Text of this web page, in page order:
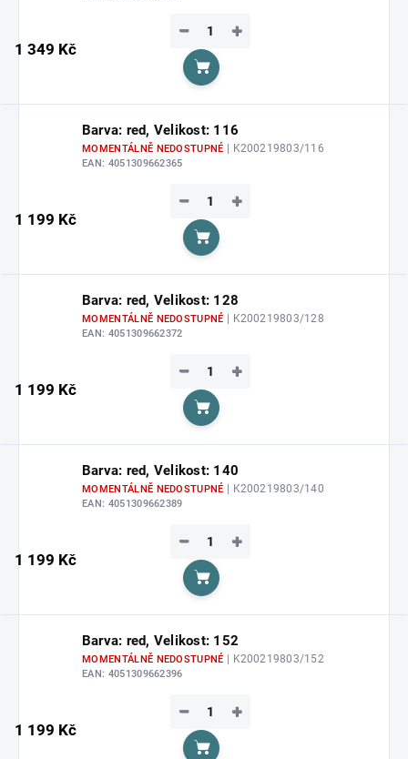
1 349 Kč
+
−
Do košíku
Barva: red, Velikost: 116
MOMENTÁLNĚ NEDOSTUPNÉ | K200219803/116
EAN: 4051309662365
1 199 Kč
+
−
Do košíku
Barva: red, Velikost: 128
MOMENTÁLNĚ NEDOSTUPNÉ | K200219803/128
EAN: 4051309662372
1 199 Kč
+
−
Do košíku
Barva: red, Velikost: 140
MOMENTÁLNĚ NEDOSTUPNÉ | K200219803/140
EAN: 4051309662389
1 199 Kč
+
−
Do košíku
Barva: red, Velikost: 152
MOMENTÁLNĚ NEDOSTUPNÉ | K200219803/152
EAN: 4051309662396
1 199 Kč
+
−